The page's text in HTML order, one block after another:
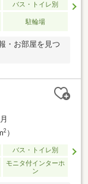
バス・トイレ別
駐輪場
・お部屋を見つ
2）
バス・トイレ別
モニタ付インターホ
ン